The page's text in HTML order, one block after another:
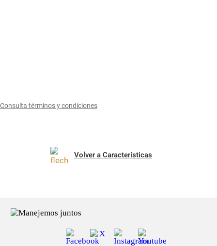
Consulta términos y condiciones
Volver a Características